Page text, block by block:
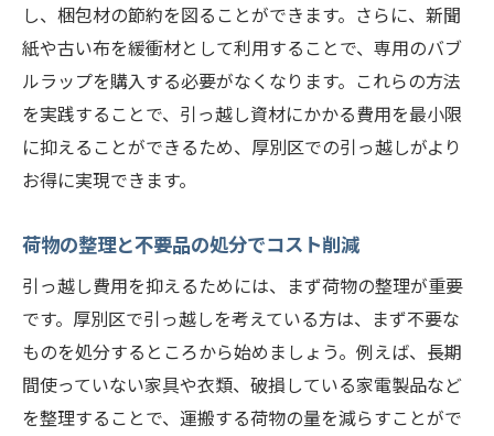
お得に引っ越しするための節約術と厚別区の利
便性
引っ越し費用の内訳を理解して無駄を削減
引っ越しにかかる諸費用を見直すコツ
厚別区の交通網を活用したスムーズな移動
引っ越し後の生活費を節約するポイント
厚別区での新生活に役立つ情報源
厚別区で引っ越し費用を節約する秘訣と方法
早めの計画と準備で引っ越しコストを削減
複数の見積もりを比較して最適な業者を選
ぶ
し、梱包材の節約を図ることができます。さらに、新聞
紙や古い布を緩衝材として利用することで、専用のバブ
ルラップを購入する必要がなくなります。これらの方法
を実践することで、引っ越し資材にかかる費用を最小限
に抑えることができるため、厚別区での引っ越しがより
お得に実現できます。
荷物の整理と不要品の処分でコスト削減
引っ越し費用を抑えるためには、まず荷物の整理が重要
です。厚別区で引っ越しを考えている方は、まず不要な
ものを処分するところから始めましょう。例えば、長期
間使っていない家具や衣類、破損している家電製品など
を整理することで、運搬する荷物の量を減らすことがで